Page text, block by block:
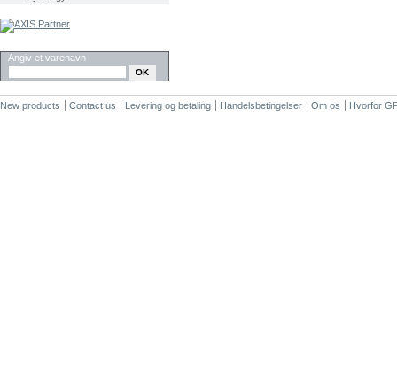
Angiv et varenavn
New products Contact us Levering og betaling Handelsbetingelser Om os Hvorfor